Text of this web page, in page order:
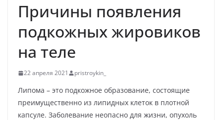
Причины появления
подкожных жировиков
на теле
22 апреля 2021 pristroykin_
Липома – это подкожное образование, состоящие
преимущественно из липидных клеток в плотной
капсуле. Заболевание неопасно для жизни, опухоль